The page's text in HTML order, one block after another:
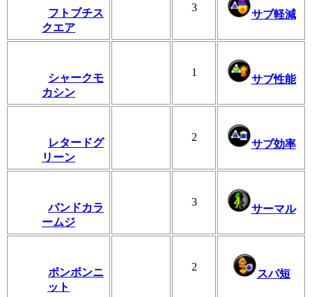
フトブチス
クエア
3
サブ軽減
シャークモ
カシン
1
サブ性能
レタードグ
リーン
2
サブ効率
バンドカラ
ームジ
3
サーマル
ボンボンニ
ット
2
スパ短